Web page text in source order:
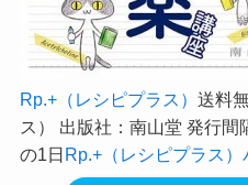
Rp.+（レシピプラス） 送料
ス） 出版社：南山堂 発行間
の1日Rp.+（レシピプラス）